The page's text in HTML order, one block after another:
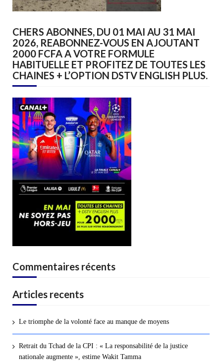
CHERS ABONNES, DU 01 MAI AU 31 MAI
2026, REABONNEZ-VOUS EN AJOUTANT
2000 FCFA A VOTRE FORMULE
HABITUELLE ET PROFITEZ DE TOUTES LES
CHAINES + L’OPTION DSTV ENGLISH PLUS.
Commentaires récents
Articles recents
Le triomphe de la volonté face au manque de moyens
Retrait du Tchad de la CPI : « La responsabilité de la justice
nationale augmente », estime Wakit Tamma